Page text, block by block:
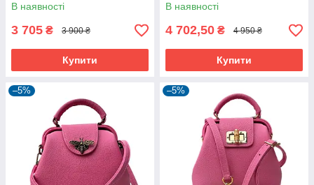
В наявності
3 705 ₴ 3 900 ₴
Купити
В наявності
4 702,50 ₴ 4 950 ₴
Купити
–5% –5%